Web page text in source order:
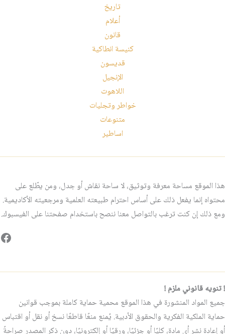
تاريخ
أعلام
قانون
كنيسة انطاكية
قديسون
الإنجيل
اللاهوت
خواطر وتجليات
متنوعات
اساطير
هذا الموقع مساحة معرفة وتوثيق، لا ساحة نقاش أو جدل، ومن يطّلع على
محتواه إنما يفعل ذلك على أساس احترام طبيعته العلمية ومرجعيته الأكاديمية.
ومع ذلك إن كنت ترغب بالتواصل معنا ننصح باستخدام صفحتنا على الفيسبوك.
! تنويه قانوني ملزم !
جميع المواد المنشورة في هذا الموقع محمية حماية كاملة بموجب قوانين
حماية الملكية الفكرية والحقوق الأدبية. يُمنع منعًا قاطعًا نسخ أو نقل أو اقتباس